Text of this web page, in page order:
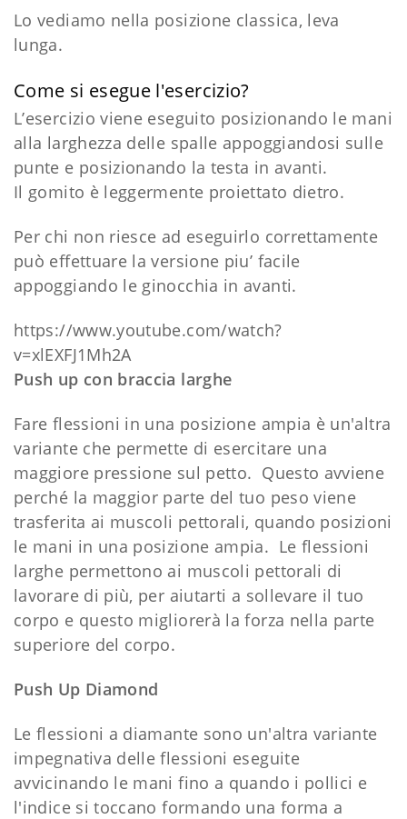
Lo vediamo nella posizione classica, leva
lunga.
Come si esegue l'esercizio?
L’esercizio viene eseguito posizionando le mani
alla larghezza delle spalle appoggiandosi sulle
punte e posizionando la testa in avanti.
Il gomito è leggermente proiettato dietro.
Per chi non riesce ad eseguirlo correttamente
può effettuare la versione piu’ facile
appoggiando le ginocchia in avanti.
https://www.youtube.com/watch?
v=xlEXFJ1Mh2A
Push up con braccia larghe
Fare flessioni in una posizione ampia è un'altra
variante che permette di esercitare una
maggiore pressione sul petto. Questo avviene
perché la maggior parte del tuo peso viene
trasferita ai muscoli pettorali, quando posizioni
le mani in una posizione ampia. Le flessioni
larghe permettono ai muscoli pettorali di
lavorare di più, per aiutarti a sollevare il tuo
corpo e questo migliorerà la forza nella parte
superiore del corpo.
Push Up Diamond
Le flessioni a diamante sono un'altra variante
impegnativa delle flessioni eseguite
avvicinando le mani fino a quando i pollici e
l'indice si toccano formando una forma a